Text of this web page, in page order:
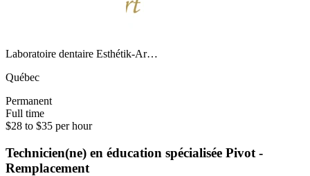
Laboratoire dentaire Esthétik-Ar…
Québec
Permanent
Full time
$28 to $35 per hour
Technicien(ne) en éducation spécialisée Pivot -
Remplacement